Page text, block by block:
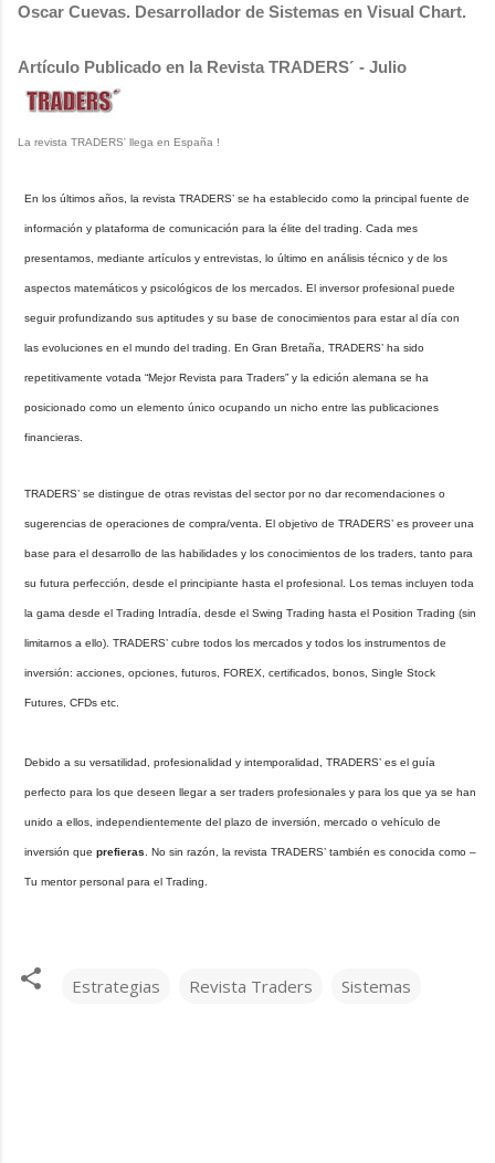
Oscar Cuevas. Desarrollador de Sistemas en Visual Chart.
Artículo Publicado en la Revista TRADERS´ - Julio
La revista TRADERS' llega en España !
En los últimos años, la revista TRADERS’ se ha establecido como la principal fuente de
información y plataforma de comunicación para la élite del trading. Cada mes
presentamos, mediante artículos y entrevistas, lo último en análisis técnico y de los
aspectos matemáticos y psicológicos de los mercados. El inversor profesional puede
seguir profundizando sus aptitudes y su base de conocimientos para estar al día con
las evoluciones en el mundo del trading. En Gran Bretaña, TRADERS’ ha sido
repetitivamente votada “Mejor Revista para Traders” y la edición alemana se ha
posicionado como un elemento único ocupando un nicho entre las publicaciones
financieras.
TRADERS’ se distingue de otras revistas del sector por no dar recomendaciones o
sugerencias de operaciones de compra/venta. El objetivo de TRADERS’ es proveer una
base para el desarrollo de las habilidades y los conocimientos de los traders, tanto para
su futura perfección, desde el principiante hasta el profesional. Los temas incluyen toda
la gama desde el Trading Intradía, desde el Swing Trading hasta el Position Trading (sin
limitarnos a ello). TRADERS’ cubre todos los mercados y todos los instrumentos de
inversión: acciones, opciones, futuros, FOREX, certificados, bonos, Single Stock
Futures, CFDs etc.
Debido a su versatilidad, profesionalidad y intemporalidad, TRADERS’ es el guía
perfecto para los que deseen llegar a ser traders profesionales y para los que ya se han
unido a ellos, independientemente del plazo de inversión, mercado o vehículo de
inversión queprefieras . No sin razón, la revista TRADERS’ también es conocida como –
Tu mentor personal para el Trading.
Estrategias Revista Traders Sistemas